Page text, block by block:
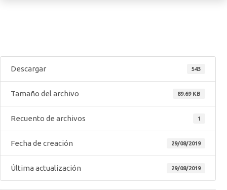
Descargar 543
Tamaño del archivo 89.69 KB
Recuento de archivos 1
Fecha de creación 29/08/2019
Última actualización 29/08/2019